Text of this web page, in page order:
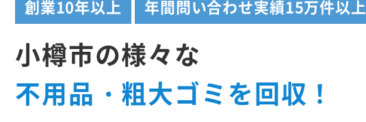
創業10年以上 年間問い合わせ実績15万件以上
小樽市の様々な
不用品・粗大ゴミを回収！